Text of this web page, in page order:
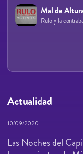
Mal de Altura
Rulo y la
Actualidad
10/09/2020
Las Noches del